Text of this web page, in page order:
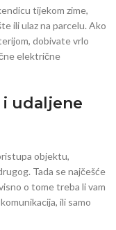
tijekom zime,
ili ulaz na parcelu. Ako
dobivate vrlo
električne
i udaljene
objektu,
Tada se najčešće
o tome treba li vam
ili samo